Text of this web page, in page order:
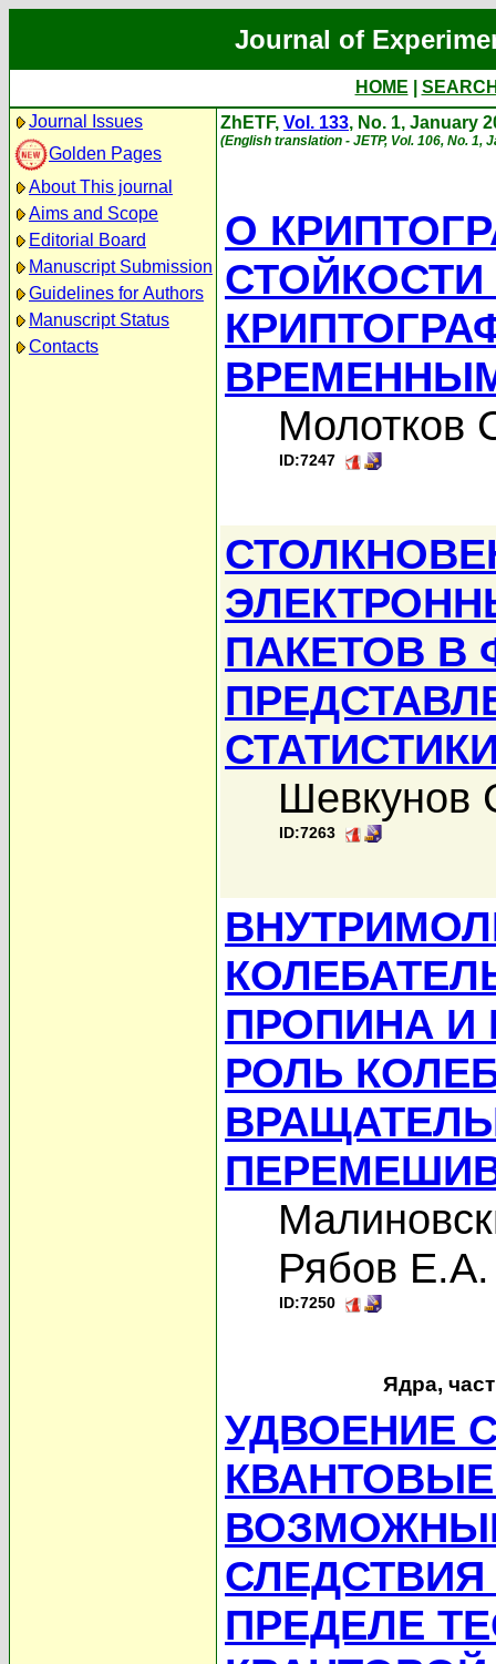
Journal of
HOME
Journal Issues
Golden Pages
About This journal
Aims and Scope
Editorial Board
Manuscript Submission
Guidelines for Authors
Manuscript Status
Contacts
ZhETF, Vol. 133, No. 1, January
(English translation - JETP, Vol. 106, No. 1,
О
Молотков
ID:7247
ПАКЕТОВ В
Шевкунов
ID:7263
ПРОПИНА И
РОЛЬ
Рябов Е.А.
ID:7250
Ядра,
УДВОЕНИЕ
ПРЕДЕЛЕ